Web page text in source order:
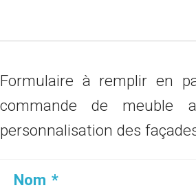
Formulaire à remplir en
commande de meuble
personnalisation des
Nom *